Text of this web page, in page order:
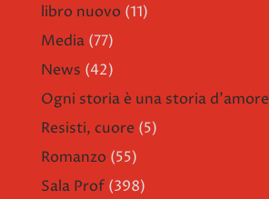
libro nuovo (11)
Media (77)
News (42)
Ogni storia è una storia d'amore
Resisti, cuore (5)
Romanzo (55)
Sala Prof (398)